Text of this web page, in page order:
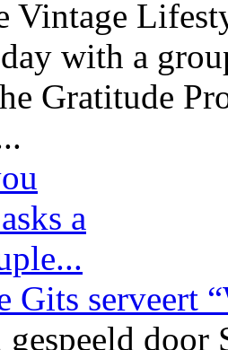
Vintage
with a
Gratitude
Gits serveert
door